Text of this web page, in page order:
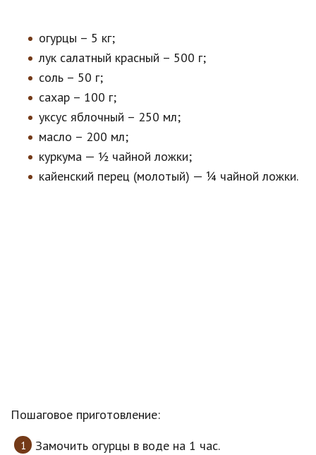
огурцы – 5 кг;
лук салатный красный – 500 г;
соль – 50 г;
сахар – 100 г;
уксус яблочный – 250 мл;
масло – 200 мл;
куркума — ½ чайной ложки;
кайенский перец (молотый) — ¼ чайной ложки.
Пошаговое приготовление:
Замочить огурцы в воде на 1 час.